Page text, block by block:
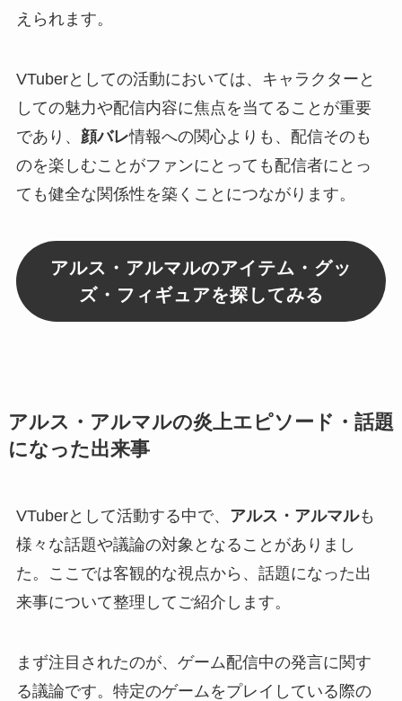
えられます。
VTuberとしての活動においては、キャラクターと
しての魅力や配信内容に焦点を当てることが重要
であり、 顔バレ情報への関心よりも、配信そのも
のを楽しむことがファンにとっても配信者にとっ
ても健全な関係性を築くことにつながります。
アルス・アルマルのアイテム・グッ
ズ・フィギュアを探してみる
アルス・アルマルの炎上エピソード・話題
になった出来事
VTuberとして活動する中で、 アルス・アルマルも
様々な話題や議論の対象となることがありまし
た。ここでは客観的な視点から、話題になった出
来事について整理してご紹介します。
まず注目されたのが、ゲーム配信中の発言に関す
る議論です。特定のゲームをプレイしている際の